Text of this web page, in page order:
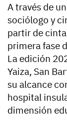
A través de
sociólogo y
partir de
primera fase
La edición
Yaiza, San
su alcance
hospital
dimensión